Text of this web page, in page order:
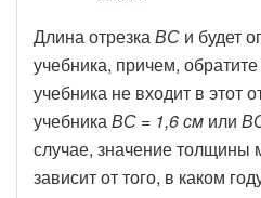
Длина отрезкаВС и будет
учебника, причем,
учебника не входит в этот
учебникаВС = 1,6 см или
случае, значение толщины
зависит от того, в каком